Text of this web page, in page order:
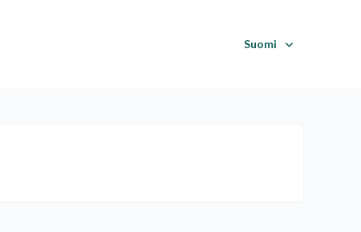
Suomi